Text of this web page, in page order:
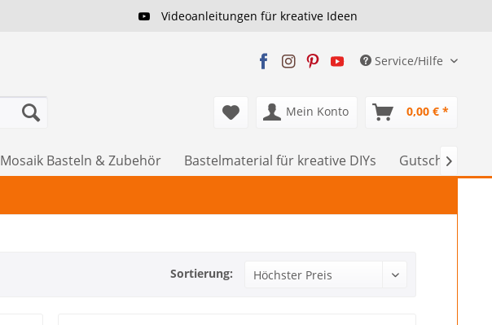
Videoanleitungen für kreative Ideen
Service/Hilfe
Mein Konto 0,00 € *
Mosaik Basteln & Zubehör Bastelmaterial für kreative DIYs Gutscheine

Sortierung: